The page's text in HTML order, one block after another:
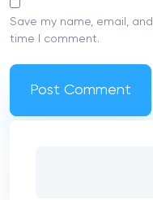
Save my name, email,
time I comment.